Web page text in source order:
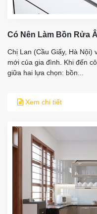
Có Nên Làm Bồn Rửa
​Chị Lan (Cầu Giấy, Hà Nội)
mới của gia đình. Khi đến
giữa hai lựa chọn: bồn...
Xem chi tiết